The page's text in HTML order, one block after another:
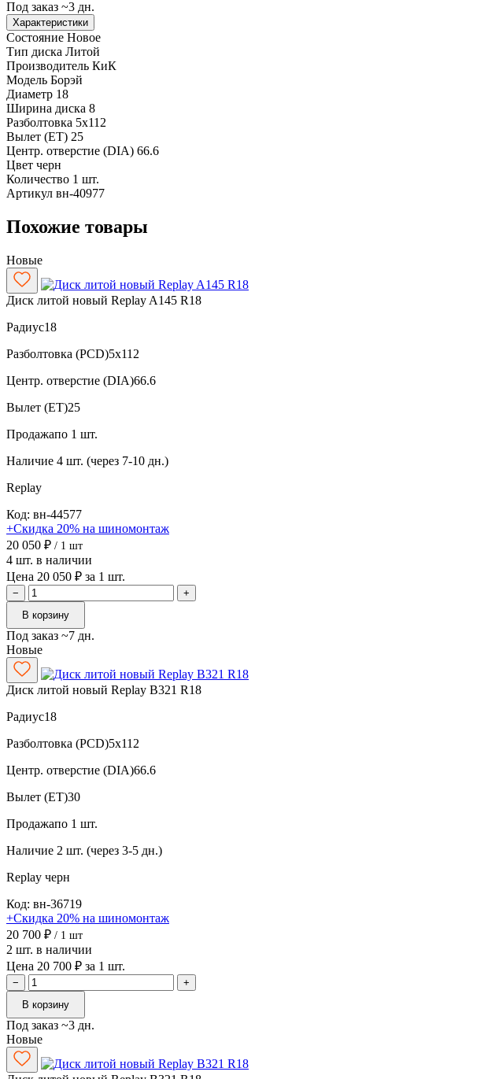
Под заказ ~3 дн.
Характеристики
Состояние Новое
Тип диска Литой
Производитель КиК
Модель Борэй
Диаметр 18
Ширина диска 8
Разболтовка 5x112
Вылет (ET) 25
Центр. отверстие (DIA) 66.6
Цвет черн
Количество 1 шт.
Артикул вн-40977
Похожие товары
Новые
Диск литой новый Replay A145 R18
Радиус18
Разболтовка (PCD)5x112
Центр. отверстие (DIA)66.6
Вылет (ET)25
Продажапо 1 шт.
Наличие 4 шт. (через 7-10 дн.)
Replay
Код: вн-44577
+Скидка 20% на шиномонтаж
20 050 ₽ / 1 шт
4 шт. в наличии
Цена 20 050 ₽ за 1 шт.
−
+
В корзину
Под заказ ~7 дн.
Новые
Диск литой новый Replay B321 R18
Радиус18
Разболтовка (PCD)5x112
Центр. отверстие (DIA)66.6
Вылет (ET)30
Продажапо 1 шт.
Наличие 2 шт. (через 3-5 дн.)
Replay черн
Код: вн-36719
+Скидка 20% на шиномонтаж
20 700 ₽ / 1 шт
2 шт. в наличии
Цена 20 700 ₽ за 1 шт.
−
+
В корзину
Под заказ ~3 дн.
Новые